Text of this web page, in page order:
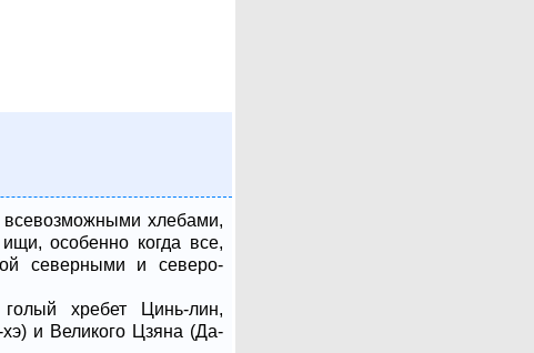
хлебами,
особенно когда все,
северными и северо-
хребет Цинь-лин,
и Великого Цзяна (Да-